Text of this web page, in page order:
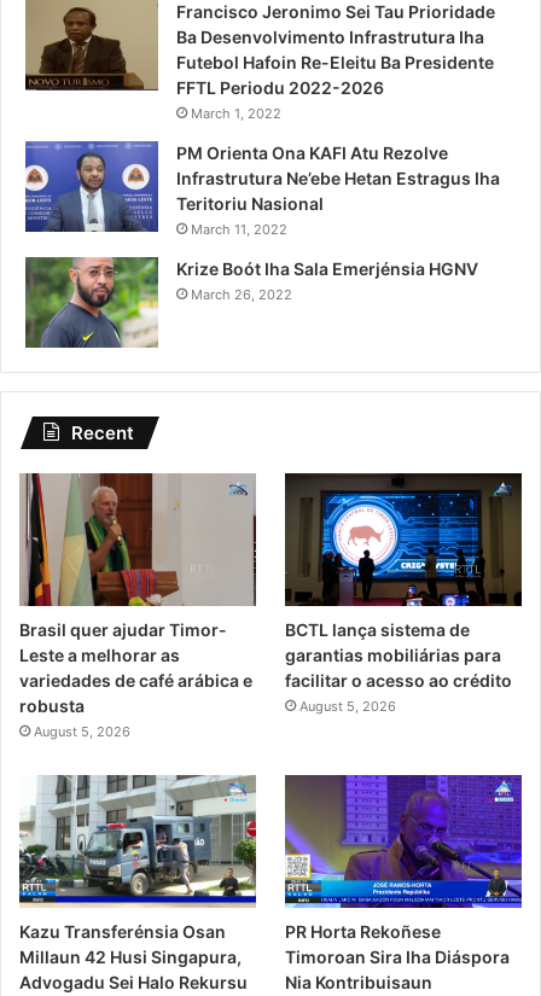
Francisco Jeronimo Sei Tau Prioridade
Ba Desenvolvimento Infrastrutura Iha
Futebol Hafoin Re-Eleitu Ba Presidente
FFTL Periodu 2022-2026
March 1, 2022
PM Orienta Ona KAFI Atu Rezolve
Infrastrutura Ne’ebe Hetan Estragus Iha
Teritoriu Nasional
March 11, 2022
Krize Boót Iha Sala Emerjénsia HGNV
March 26, 2022
Recent
Brasil quer ajudar Timor-
Leste a melhorar as
variedades de café arábica e
robusta
August 5, 2026
BCTL lança sistema de
garantias mobiliárias para
facilitar o acesso ao crédito
August 5, 2026
Kazu Transferénsia Osan
Millaun 42 Husi Singapura,
Advogadu Sei Halo Rekursu
PR Horta Rekoñese
Timoroan Sira Iha Diáspora
Nia Kontribuisaun